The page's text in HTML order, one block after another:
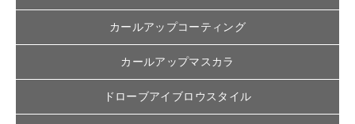
カールアップコーティング
カールアップマスカラ
ドローブアイブロウスタイル